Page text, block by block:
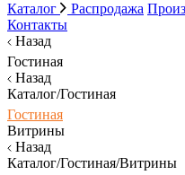
Каталог Распродажа
Контакты
Назад
Гостиная
Назад
Каталог/Гостиная
Гостиная
Витрины
Назад
Каталог/Гостиная/Витрины